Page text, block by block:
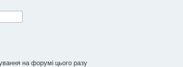
на форумі цього разу